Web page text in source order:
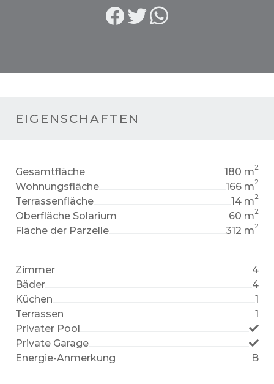
EIGENSCHAFTEN
Gesamtfläche 180 m2
Wohnungsfläche 166 m2
Terrassenfläche 14 m2
Oberfläche Solarium 60 m2
Fläche der Parzelle 312 m2
Zimmer
4
Bäder
4
Küchen
1
Terrassen
1
Privater Pool
Private Garage
Energie-Anmerkung
B